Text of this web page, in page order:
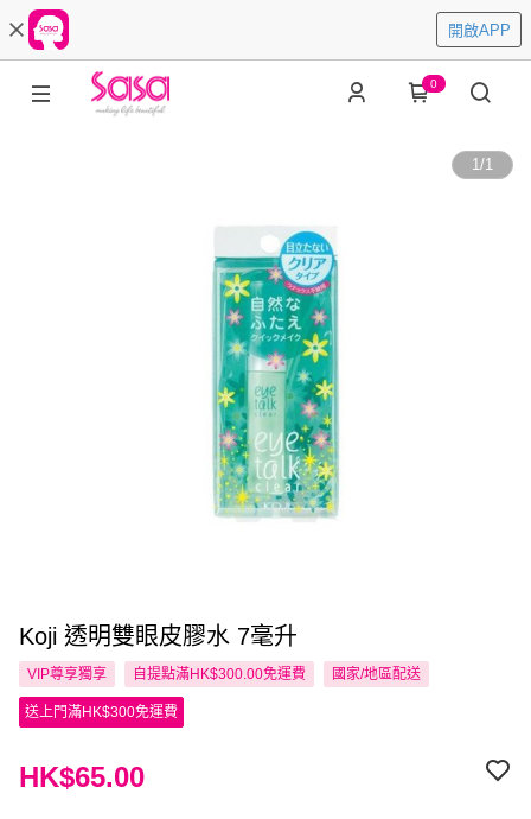
開啟APP
0
1/1
Koji 透明雙眼皮膠水 7毫升
VIP尊享獨享 自提點滿HK$300.00免運費 國家/地區配送
送上門滿HK$300免運費
HK$65.00